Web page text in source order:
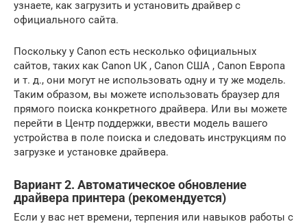
узнаете, как загрузить и установить драйвер с
официального сайта.
Поскольку у Canon есть несколько официальных
сайтов, таких как Canon UK , Canon США , Canon Европа
и т. д., они могут не использовать одну и ту же модель.
Таким образом, вы можете использовать браузер для
прямого поиска конкретного драйвера. Или вы можете
перейти в Центр поддержки, ввести модель вашего
устройства в поле поиска и следовать инструкциям по
загрузке и установке драйвера.
Вариант 2. Автоматическое обновление
драйвера принтера (рекомендуется)
Если у вас нет времени, терпения или навыков работы с